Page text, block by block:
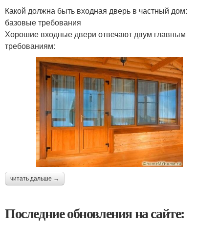
Какой должна быть входная дверь в частный дом:
базовые требования
Хорошие входные двери отвечают двум главным
требованиям:
читать дальше →
Последние обновления на сайте: